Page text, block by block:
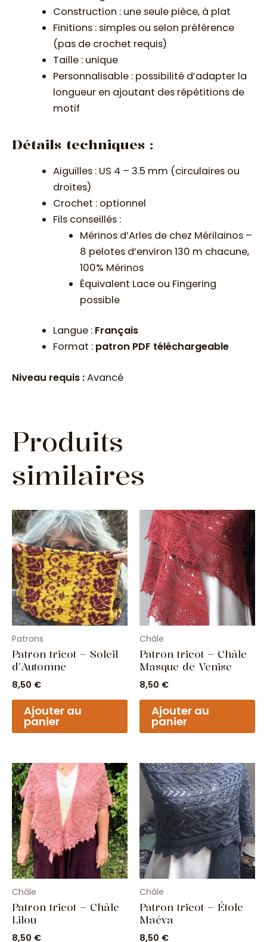
Construction : une seule pièce, à plat
Finitions : simples ou selon préférence
(pas de crochet requis)
Taille : unique
Personnalisable : possibilité d’adapter la
longueur en ajoutant des répétitions de
motif
Détails techniques :
Aiguilles : US 4 – 3.5 mm (circulaires ou
droites)
Crochet : optionnel
Fils conseillés :
Mérinos d’Arles de chez Mérilainos –
8 pelotes d’environ 130 m chacune,
100% Mérinos
Équivalent Lace ou Fingering
possible
Langue : Français
Format : patron PDF téléchargeable
Niveau requis :Avancé
Produits
similaires
Patrons
Patron tricot – Soleil
d’Automne
8,50 €
Ajouter au
panier
Châle
Patron tricot – Châle
Masque de Venise
8,50 €
Ajouter au
panier
Châle
Patron tricot – Châle
Lilou
8,50 €
Châle
Patron tricot – Étole
Maéva
8,50 €